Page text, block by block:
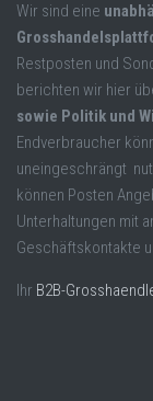
Wir sind eine
Restposten und
berichten wir hier
sowie Politik und
Endverbraucher
uneingeschrängt
können Posten
Unterhaltungen mit
Geschäftskontakte
Ihr B2B-